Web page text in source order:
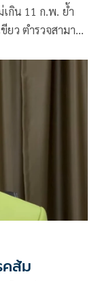
เกิน 11 ก.พ. ย้ำ
ว ตำรวจสามารถ
ส้ม